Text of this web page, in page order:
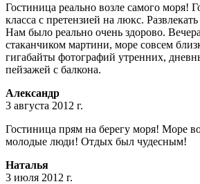
Гостиница реально возле самого моря!
класса с претензией на люкс.
Нам было реально очень здорово.
стаканчиком мартини, море совсем
гигабайты фотографий утренних,
пейзажей с балкона.
Александр
3 августа 2012 г.
Гостиница прям на берегу моря! Море
молодые люди! Отдых был чудесным!
Наталья
3 июля 2012 г.